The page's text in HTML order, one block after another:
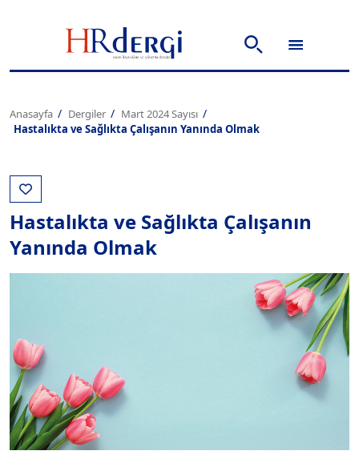
Anasayfa Dergiler
Mart 2024 Sayısı
Hastalıkta ve Sağlıkta Çalışanın Yanında Olmak
Hastalıkta ve Sağlıkta Çalışanın
Yanında Olmak